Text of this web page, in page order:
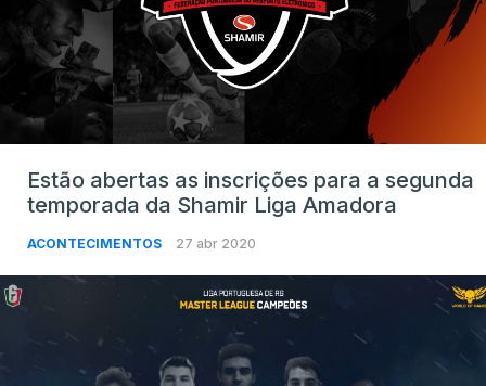
Estão abertas as inscrições para a segunda
temporada da Shamir Liga Amadora
ACONTECIMENTOS 27 abr 2020